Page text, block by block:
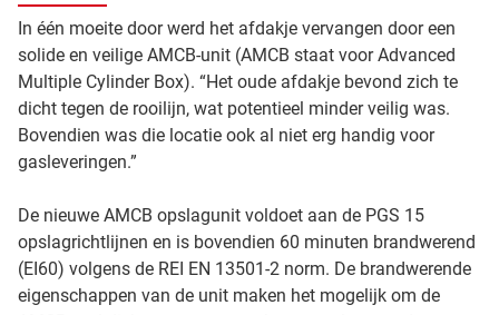
In één moeite door werd het afdakje vervangen door een
solide en veilige AMCB-unit (AMCB staat voor Advanced
Multiple Cylinder Box). “Het oude afdakje bevond zich te
dicht tegen de rooilijn, wat potentieel minder veilig was.
Bovendien was die locatie ook al niet erg handig voor
gasleveringen.”
De nieuwe AMCB opslagunit voldoet aan de PGS 15
opslagrichtlijnen en is bovendien 60 minuten brandwerend
(EI60) volgens de REI EN 13501-2 norm. De brandwerende
eigenschappen van de unit maken het mogelijk om de